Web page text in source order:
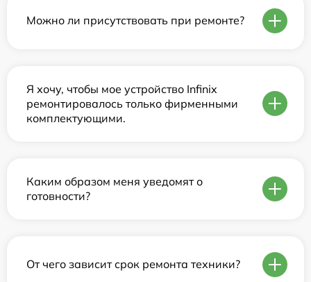
Можно ли присутствовать при ремонте?
Я хочу, чтобы мое устройство Infinix
ремонтировалось только фирменными
комплектующими.
Каким образом меня уведомят о
готовности?
От чего зависит срок ремонта техники?